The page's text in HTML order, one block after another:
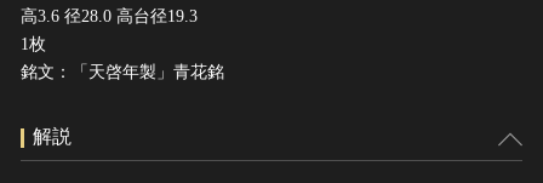
高3.6 径28.0 高台径19.3
1枚
銘文：「天啓年製」青花銘
解説